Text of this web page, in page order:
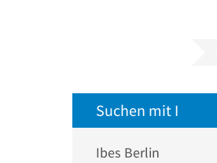
Suchen mit I
Ibes Berlin